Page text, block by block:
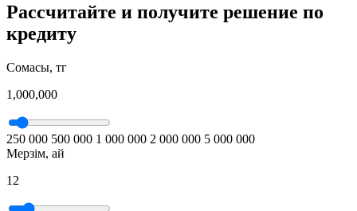
Рассчитайте и получите решение по
кредиту
Cомасы, тг
1,000,000
250 000 500 000 1 000 000 2 000 000 5 000 000
Мерзім, ай
12